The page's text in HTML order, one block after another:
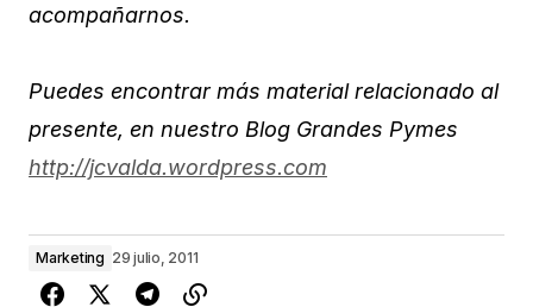
acompañarnos.
Puedes encontrar más material relacionado al
presente, en nuestro Blog Grandes Pymes
http://jcvalda.wordpress.com
Marketing 29 julio, 2011